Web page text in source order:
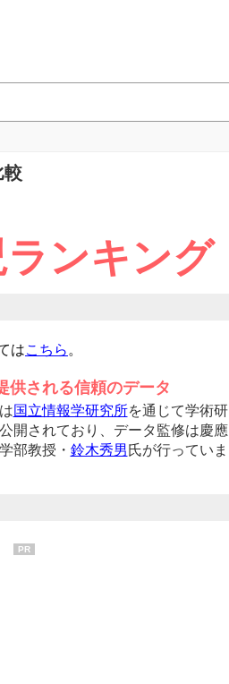
較
ンキング
はこちら 。
供される信頼のデータ
国立情報学研究所を通じて学術研
開されており、データ監修は慶應
部教授・ 鈴木秀男 氏が行っていま
PR